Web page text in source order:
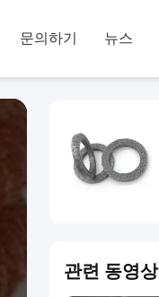
문의하기 뉴스
관련 동영상